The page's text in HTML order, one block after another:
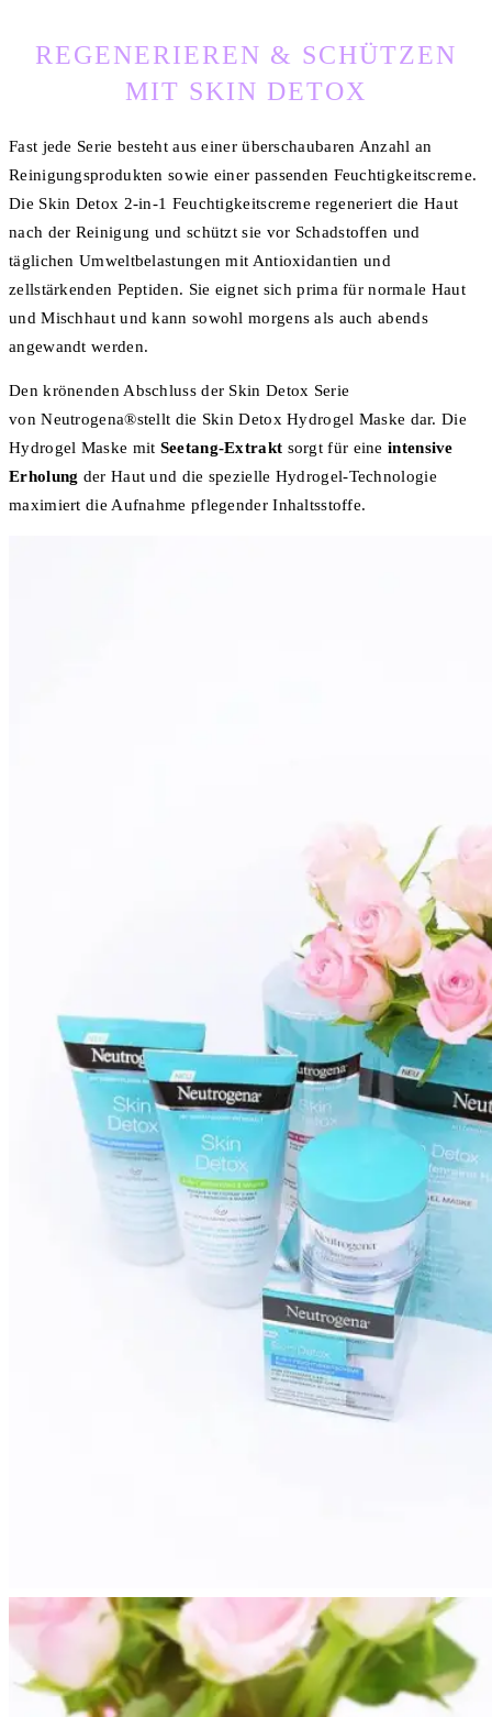
REGENERIEREN & SCHÜTZEN
MIT SKIN DETOX
Fast jede Serie besteht aus einer überschaubaren Anzahl an
Reinigungsprodukten sowie einer passenden Feuchtigkeitscreme.
Die Skin Detox 2-in-1 Feuchtigkeitscreme regeneriert die Haut
nach der Reinigung und schützt sie vor Schadstoffen und
täglichen Umweltbelastungen mit Antioxidantien und
zellstärkenden Peptiden. Sie eignet sich prima für normale Haut
und Mischhaut und kann sowohl morgens als auch abends
angewandt werden.
Den krönenden Abschluss der Skin Detox Serie
von Neutrogena®stellt die Skin Detox Hydrogel Maske dar. Die
Hydrogel Maske mit Seetang-Extrakt sorgt für eineintensive
Erholung der Haut und die spezielle Hydrogel-Technologie
maximiert die Aufnahme pflegender Inhaltsstoffe.